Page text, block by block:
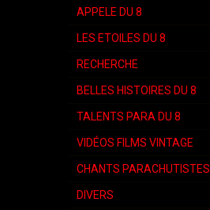
APPELE DU 8
LES ETOILES DU 8
RECHERCHE
BELLES HISTOIRES DU 8
TALENTS PARA DU 8
VIDÉOS FILMS VINTAGE
CHANTS PARACHUTISTES
DIVERS